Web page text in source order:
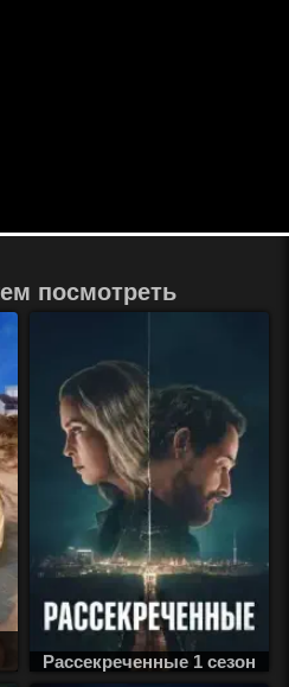
посмотреть
Рассекреченные 1 сезон